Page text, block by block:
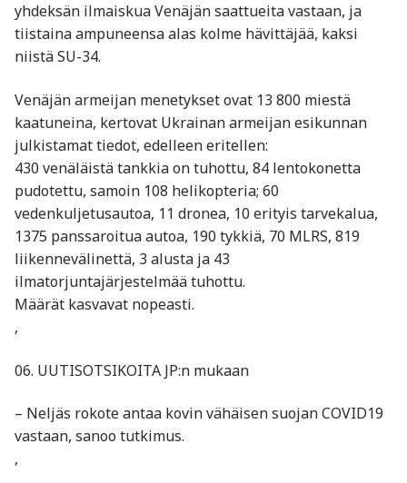
yhdeksän ilmaiskua Venäjän saattueita vastaan, ja
tiistaina ampuneensa alas kolme hävittäjää, kaksi
niistä SU-34.
Venäjän armeijan menetykset ovat 13 800 miestä
kaatuneina, kertovat Ukrainan armeijan esikunnan
julkistamat tiedot, edelleen eritellen:
430 venäläistä tankkia on tuhottu, 84 lentokonetta
pudotettu, samoin 108 helikopteria; 60
vedenkuljetusautoa, 11 dronea, 10 erityis tarvekalua,
1375 panssaroitua autoa, 190 tykkiä, 70 MLRS, 819
liikennevälinettä, 3 alusta ja 43
ilmatorjuntajärjestelmää tuhottu.
Määrät kasvavat nopeasti.
,
06. UUTISOTSIKOITA JP:n mukaan
– Neljäs rokote antaa kovin vähäisen suojan COVID19
vastaan, sanoo tutkimus.
,